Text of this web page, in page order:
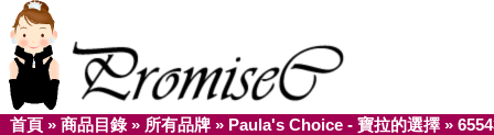
首頁 » 商品目錄» 所有品牌 » Paula's Choice - 寶拉的選擇 »